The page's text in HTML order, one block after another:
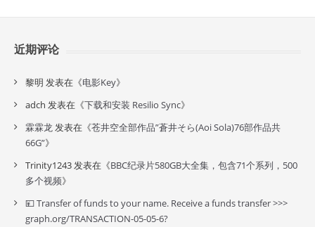
近期评论
黎明 发表在《电影Key》
adch 发表在《下载和安装 Resilio Sync》
霖霖龙发表在《苍井空全部作品”蒼井そら(Aoi Sola)76部作品共
66G”》
Trinity1243发表在《BBC纪录片580GB大全集，包含71个系列，500
多个视频》
💴 Transfer of funds to your name. Receive a funds transfer >>>
graph.org/TRANSACTION-05-05-6?